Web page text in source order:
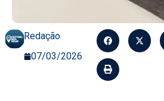
Redação
07/03/2026